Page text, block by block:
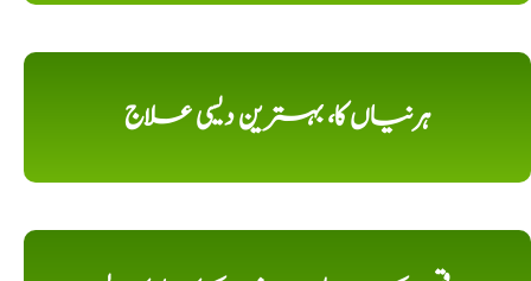
ہرنیاں کا، بہترین دیسی علاج